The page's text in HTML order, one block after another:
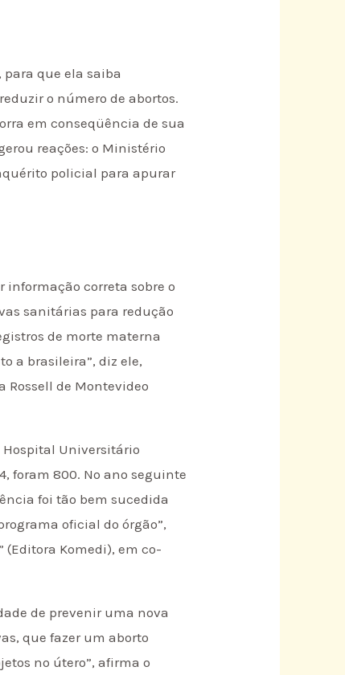
que ela saiba
o número de abortos.
em conseqüência de sua
reações: o Ministério
policial para apurar
informação correta sobre o
sanitárias para redução
de morte materna
a brasileira”, diz ele,
Rossell de Montevideo
Universitário
foram 800. No ano seguinte
foi tão bem sucedida
oficial do órgão”,
(Editora Komedi), em co-
de prevenir uma nova
que fazer um aborto
no útero”, afirma o